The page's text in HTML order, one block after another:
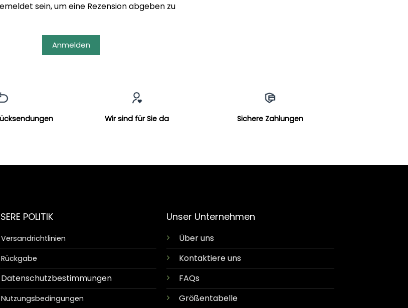
sein, um eine Rezension abgeben zu
Anmelden
Wir sind für Sie da Sichere Zahlungen
POLITIK
Versandrichtlinien
Rückgabe
Datenschutzbestimmungen
Nutzungsbedingungen
Unser Unternehmen
Über uns
Kontaktiere uns
FAQs
Größentabelle